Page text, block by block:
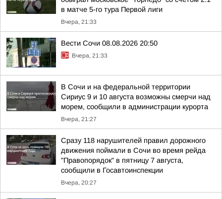
в матче 5-го тура Первой лиги
Вчера, 21:33
Вести Сочи 08.08.2026 20:50
Вчера, 21:33
В Сочи и на федеральной территории
Сириус 9 и 10 августа возможны смерчи над
морем, сообщили в администрации курорта
Вчера, 21:27
Сразу 118 нарушителей правил дорожного
движения поймали в Сочи во время рейда
"Правопорядок" в пятницу 7 августа,
сообщили в Госавтоинспекции
Вчера, 20:27